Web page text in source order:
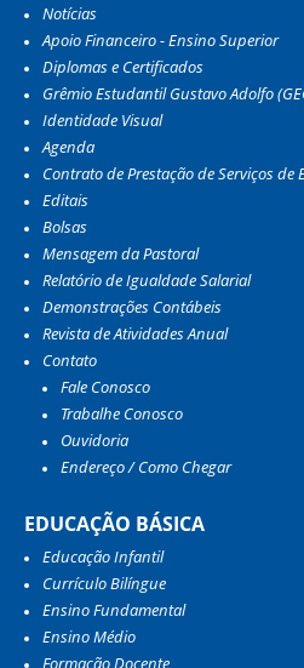
Notícias
Apoio Financeiro - Ensino Superior
Diplomas e Certificados
Grêmio Estudantil Gustavo Adolfo
Identidade Visual
Agenda
Contrato de Prestação de Serviços de
Editais
Bolsas
Mensagem da Pastoral
Relatório de Igualdade Salarial
Demonstrações Contábeis
Revista de Atividades Anual
Contato
Fale Conosco
Trabalhe Conosco
Ouvidoria
Endereço / Como Chegar
EDUCAÇÃO BÁSICA
Educação Infantil
Currículo Bilíngue
Ensino Fundamental
Ensino Médio
Formação Docente